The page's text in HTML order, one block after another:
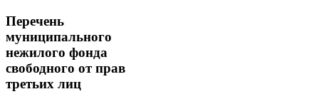
Перечень
муниципального
нежилого фонда
свободного от прав
третьих лиц